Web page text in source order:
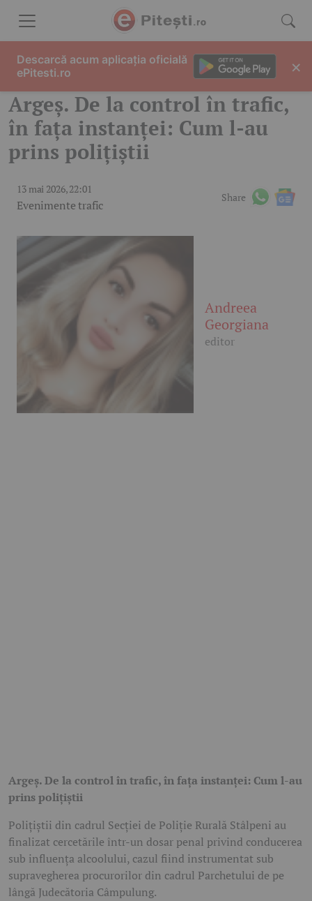
Argeș. De la control în trafic,
în fața instanței: Cum l-au
prins polițiștii
13 mai 2026, 22:01
Evenimente trafic
Share
Andreea
Georgiana
editor
Argeș. De la control în trafic, în fața instanței: Cum l-au
prins polițiștii
Polițiștii din cadrul Secției de Poliție Rurală Stâlpeni au
finalizat cercetările într-un dosar penal privind conducerea
sub influența alcoolului, cazul fiind instrumentat sub
supravegherea procurorilor din cadrul Parchetului de pe
lângă Judecătoria Câmpulung.
Descarcă acum aplicația oficială
ePitesti.ro
×